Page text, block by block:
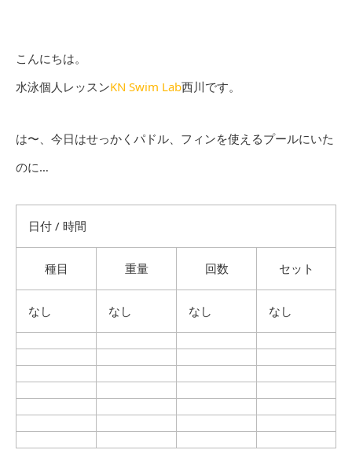
こんにちは。
水泳個人レッスンKN Swim Lab西川です。
は〜、今日はせっかくパドル、フィンを使えるプールにいた
のに…
日付 / 時間
種目 重量 回数 セット
なし なし なし なし